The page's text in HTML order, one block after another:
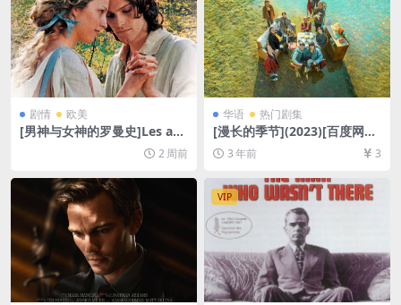
剧情 欧美
[男神与女神的罗曼史]Les am
ours d’Astrée et de Célado
n (2007)[百度网盘+夸克网盘1
080P超清未删减资源][网盘在
线播放/下载][MP4/7.2GB][中
文字幕]
2 周前
华语 热门剧集
[漫长的季节](2023)[百度网盘
+迅雷云盘+阿里云盘资源1080
P超清未删减][MP4/7GB][中
字]
3 年前 3
VIP